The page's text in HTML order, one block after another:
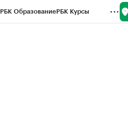
РБК ОбразованиеРБК Курсы